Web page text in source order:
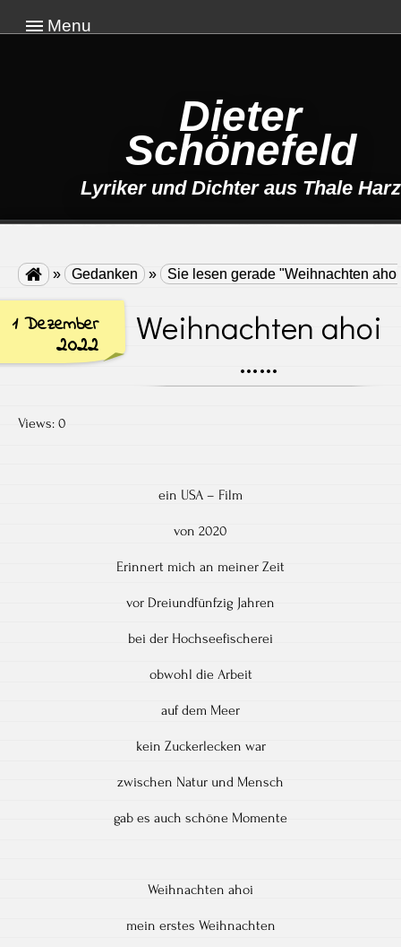
Menu
Dieter
Schönefeld
Lyriker und Dichter aus Thale Harz
 » Gedanken » Sie lesen gerade "Weihnachten
1 Dezember
2022
Weihnachten ahoi
……
Views: 0
ein USA – Film
von 2020
Erinnert mich an meiner Zeit
vor Dreiundfünfzig Jahren
bei der Hochseefischerei
obwohl die Arbeit
auf dem Meer
kein Zuckerlecken war
zwischen Natur und Mensch
gab es auch schöne Momente
Weihnachten ahoi
mein erstes Weihnachten